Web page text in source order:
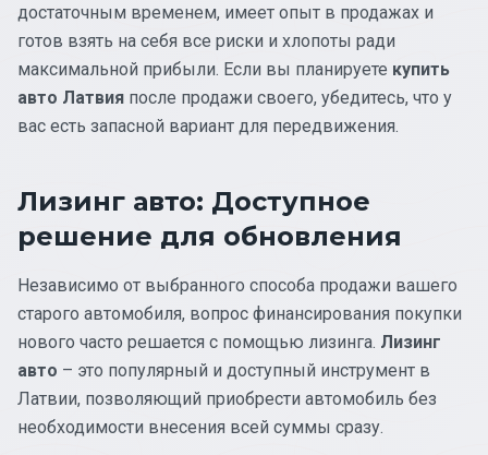
достаточным временем, имеет опыт в продажах и
готов взять на себя все риски и хлопоты ради
максимальной прибыли. Если вы планируете купить
авто Латвия после продажи своего, убедитесь, что у
вас есть запасной вариант для передвижения.
Лизинг авто: Доступное
решение для обновления
Независимо от выбранного способа продажи вашего
старого автомобиля, вопрос финансирования покупки
нового часто решается с помощью лизинга. Лизинг
авто – это популярный и доступный инструмент в
Латвии, позволяющий приобрести автомобиль без
необходимости внесения всей суммы сразу.